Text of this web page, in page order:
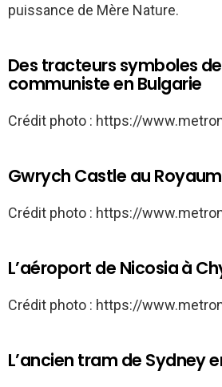
puissance de Mère Nature.
Des tracteurs symboles de
communiste en Bulgarie
Crédit photo : https://
Gwrych Castle au
Crédit photo : https://
L’aéroport de Nicosia à
Crédit photo : https://
L’ancien tram de Sydney